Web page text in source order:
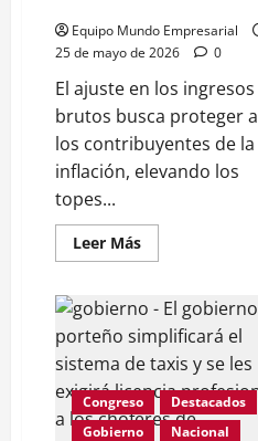
Equipo Mundo Empresarial
25 de mayo de 2026
0
El ajuste en los ingresos
brutos busca proteger a
los contribuyentes de la
inflación, elevando los
topes...
Leer MásLeer
más
Ingresos
Brutos:
la
nueva
medida
CABA
que
beneficiará
Congreso
Destacados
Gobierno
Nacional